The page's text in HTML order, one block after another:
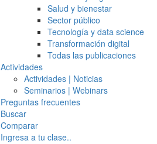
Salud y bienestar
Sector público
Tecnología y data science
Transformación digital
Todas las publicaciones
Actividades
Actividades | Noticias
Seminarios | Webinars
Preguntas frecuentes
Buscar
Comparar
Ingresa a tu clase..